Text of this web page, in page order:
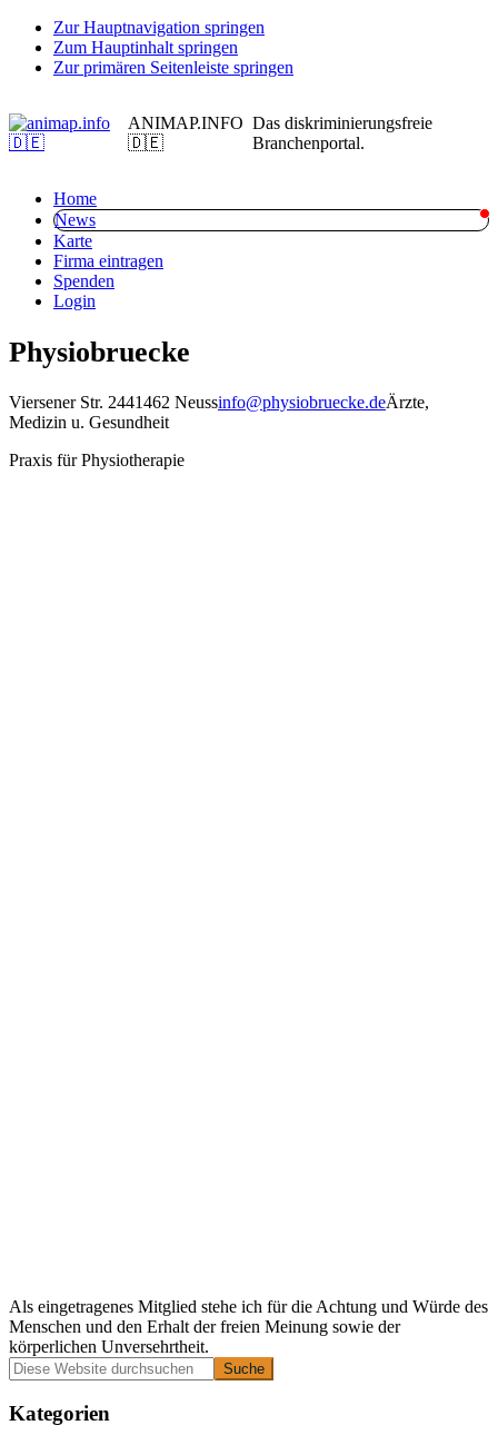
Zur Hauptnavigation springen
Zum Hauptinhalt springen
Zur primären Seitenleiste springen
ANIMAP.INFO
🇩🇪
Das diskriminierungsfreie
Branchenportal.
Home
News
Karte
Firma eintragen
Spenden
Login
Physiobruecke
Viersener Str. 2441462 Neussinfo@physiobruecke.deÄrzte,
Medizin u. Gesundheit
Praxis für Physiotherapie
Als eingetragenes Mitglied stehe ich für die Achtung und Würde des
Menschen und den Erhalt der freien Meinung sowie der
körperlichen Unversehrtheit.
Primäre
Seitenleiste
Diese
Website
durchsuchen
Kategorien